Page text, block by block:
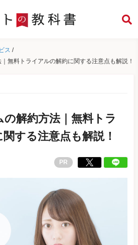
ス /
無料トライアルの解約に関する注意点も解説！
解約方法｜無料トラ
する注意点も解説！
PR